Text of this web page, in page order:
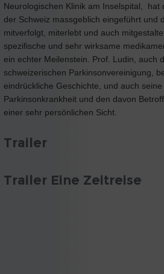
Neurologischen Klinik am Inselspital, hat
der Schweiz massgeblich eingeführt und
mitverfolgt, miterlebt und auch
spezifische und sehr wirksame
ein echter Meilenstein. Prof. Ludin, auch
schweizerischen Parkinsonvereinigung,
eindrückliche Geschichte, und auch
Parkinsonkrankheit und den davon
einer sehr persönlichen Sicht.
Trailer
Trailer Eine Zeitreise